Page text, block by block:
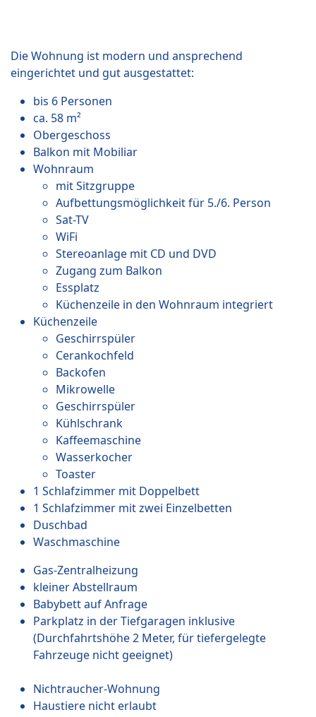
Die Wohnung ist modern und ansprechend
eingerichtet und gut ausgestattet:
bis 6 Personen
ca. 58 m²
Obergeschoss
Balkon mit Mobiliar
Wohnraum
mit Sitzgruppe
Aufbettungsmöglichkeit für 5./6. Person
Sat-TV
WiFi
Stereoanlage mit CD und DVD
Zugang zum Balkon
Essplatz
Küchenzeile in den Wohnraum integriert
Küchenzeile
Geschirrspüler
Cerankochfeld
Backofen
Mikrowelle
Geschirrspüler
Kühlschrank
Kaffeemaschine
Wasserkocher
Toaster
1 Schlafzimmer mit Doppelbett
1 Schlafzimmer mit zwei Einzelbetten
Duschbad
Waschmaschine
Gas-Zentralheizung
kleiner Abstellraum
Babybett auf Anfrage
Parkplatz in der Tiefgaragen inklusive
(Durchfahrtshöhe 2 Meter, für tiefergelegte
Fahrzeuge nicht geeignet)
Nichtraucher-Wohnung
Haustiere nicht erlaubt